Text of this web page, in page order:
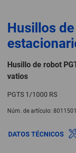
Husillos
Husillo de robot
vatios
PGTS 1/1000 RS
Núm. de artículo:
DATOS TÉCNICOS